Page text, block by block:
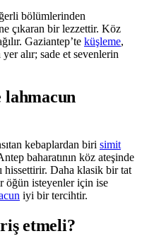
bölümlerinden
çıkaran bir lezzettir. Köz
Gaziantep’te küşleme,
yer alır; sade et sevenlerin
lahmacun
kebaplardan biri simit
baharatının köz ateşinde
hissettirir. Daha klasik bir tat
öğün isteyenler için ise
iyi bir tercihtir.
etmeli?